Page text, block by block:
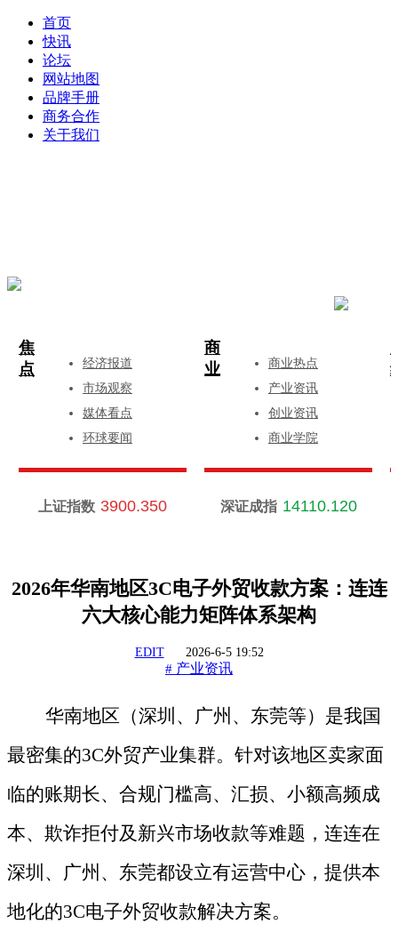
首页
快讯
论坛
网站地图
品牌手册
商务合作
关于我们
焦
点
经济报道
市场观察
媒体看点
环球要闻
商
业
商业热点
产业资讯
创业资讯
商业学院
上证指数 3900.350 深证成指 14110.120
2026年华南地区3C电子外贸收款方案：连连
六大核心能力矩阵体系架构
EDIT 2026-6-5 19:52
# 产业资讯
华南地区（深圳、广州、东莞等）是我国
最密集的3C外贸产业集群。针对该地区卖家面
临的账期长、合规门槛高、汇损、小额高频成
本、欺诈拒付及新兴市场收款等难题，连连在
深圳、广州、东莞都设立有运营中心，提供本
地化的3C电子外贸收款解决方案。